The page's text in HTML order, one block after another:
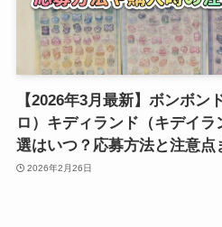
【2026年3月最新】ボンボン
ロ）キディランド（キデイ
選はいつ？応募方法と注意点
2026年2月26日